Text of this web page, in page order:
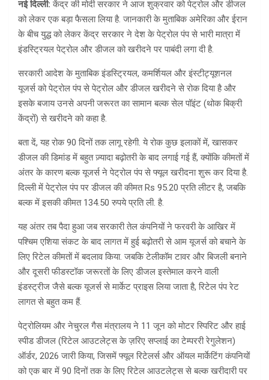
नई दिल्ली: केंद्र की मोदी सरकार ने आज शुक्रवार को पेट्रोल और डीजल
को लेकर एक बड़ा फैसला लिया है. जानकारी के मुताबिक अमेरिका और ईरान
के बीच युद्ध को लेकर केंद्र सरकार ने देश के पेट्रोल पंप से भारी मात्रा में
इंडस्ट्रियल पेट्रोल और डीजल को खरीदने पर पाबंदी लगा दी है.
सरकारी आदेश के मुताबिक इंडस्ट्रियल, कमर्शियल और इंस्टीट्यूशनल
यूजर्स को पेट्रोल पंप से पेट्रोल और डीजल खरीदने से रोक दिया है और
इसके बजाय उनसे अपनी जरूरत का सामान बल्क सेल पॉइंट (थोक बिक्री
केंद्रों) से खरीदने को कहा है.
बता दें, यह रोक 90 दिनों तक लागू रहेगी. ये रोक कुछ इलाकों में, खासकर
डीजल की डिमांड में बहुत ज़्यादा बढ़ोतरी के बाद लगाई गई हैं, क्योंकि कीमतों में
अंतर के कारण बल्क यूजर्स ने पेट्रोल पंप से फ्यूल खरीदना शुरू कर दिया है.
दिल्ली में पेट्रोल पंप पर डीजल की कीमत Rs 95.20 प्रति लीटर है, जबकि
बल्क में इसकी कीमत 134.50 रुपये प्रति ली. है.
यह अंतर तब पैदा हुआ जब सरकारी तेल कंपनियों ने फरवरी के आखिर में
पश्चिम एशिया संकट के बाद लागत में हुई बढ़ोतरी से आम यूजर्स को बचाने के
लिए रिटेल कीमतों में बदलाव किया. जबकि टेलीकॉम टावर और बिजली बनाने
और दूसरी फीडस्टॉक जरूरतों के लिए डीजल इस्तेमाल करने वाली
इंडस्ट्रीज जैसे बल्क यूजर्स से मार्केट प्राइस लिया जाता है, रिटेल पंप रेट
लागत से बहुत कम हैं.
पेट्रोलियम और नेचुरल गैस मंत्रालय ने 11 जून को मोटर स्पिरिट और हाई
स्पीड डीजल (रिटेल आउटलेट्स के ज़रिए सप्लाई का टेम्पररी रेगुलेशन)
ऑर्डर, 2026 जारी किया, जिसमें फ्यूल रिटेलर्स और ऑयल मार्केटिंग कंपनियों
को एक बार में 90 दिनों तक के लिए रिटेल आउटलेट्स से बल्क खरीदारी पर